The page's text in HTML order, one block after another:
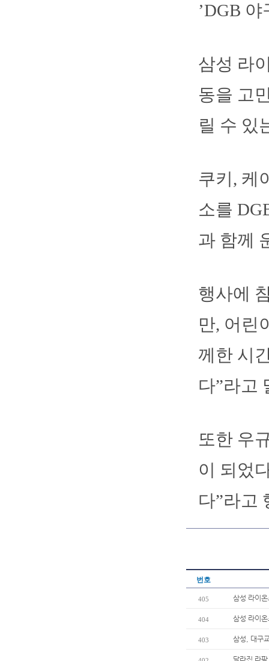
’DGB
삼성 라
동을 고
릴 수 있
쿠키, 케
소를
과 함께
행사에
만, 어린
께한 시
다”라고
또한 우
이 되었
다”라고
번호
405 삼성 라이
404 삼성 라이
403 삼성, 대구
달라진 라